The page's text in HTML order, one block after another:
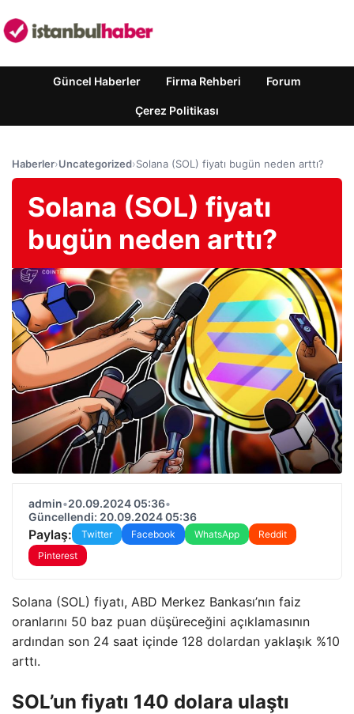
Güncel Haberler Firma Rehberi Forum
Çerez Politikası
Haberler›Uncategorized›Solana (SOL) fiyatı bugün neden arttı?
Solana (SOL) fiyatı
bugün neden arttı?
admin•20.09.2024 05:36•
Güncellendi: 20.09.2024 05:36
Paylaş: Twitter Facebook WhatsApp
Reddit
Pinterest
Solana (SOL) fiyatı, ABD Merkez Bankası’nın faiz
oranlarını 50 baz puan düşüreceğini açıklamasının
ardından son 24 saat içinde 128 dolardan yaklaşık %10
arttı.
SOL’un fiyatı 140 dolara ulaştı